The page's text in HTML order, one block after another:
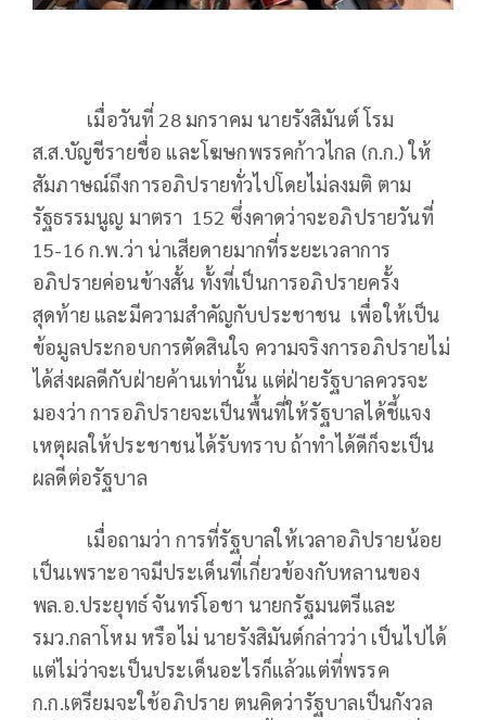
เมื่อวันที่ 28 มกราคม นายรังสิมันต์ โรม
ส.ส.บัญชีรายชื่อ และโฆษกพรรคก้าวไกล (ก.ก.) ให้
สัมภาษณ์ถึงการอภิปรายทั่วไปโดยไม่ลงมติ ตาม
รัฐธรรมนูญ มาตรา 152 ซึ่งคาดว่าจะอภิปรายวันที่
15-16 ก.พ.ว่า น่าเสียดายมากที่ระยะเวลาการ
อภิปรายค่อนข้างสั้น ทั้งที่เป็นการอภิปรายครั้ง
สุดท้าย และมีความสำคัญกับประชาชน เพื่อให้เป็น
ข้อมูลประกอบการตัดสินใจ ความจริงการอภิปรายไม่
ได้ส่งผลดีกับฝ่ายค้านเท่านั้น แต่ฝ่ายรัฐบาลควรจะ
มองว่า การอภิปรายจะเป็นพื้นที่ให้รัฐบาลได้ชี้แจง
เหตุผลให้ประชาชนได้รับทราบ ถ้าทำได้ดีก็จะเป็น
ผลดีต่อรัฐบาล
เมื่อถามว่า การที่รัฐบาลให้เวลาอภิปรายน้อย
เป็นเพราะอาจมีประเด็นที่เกี่ยวข้องกับหลานของ
พล.อ.ประยุทธ์ จันทร์โอชา นายกรัฐมนตรีและ
รมว.กลาโหม หรือไม่ นายรังสิมันต์กล่าวว่า เป็นไปได้
แต่ไม่ว่าจะเป็นประเด็นอะไรก็แล้วแต่ที่พรรค
ก.ก.เตรียมจะใช้อภิปราย ตนคิดว่ารัฐบาลเป็นกังวล